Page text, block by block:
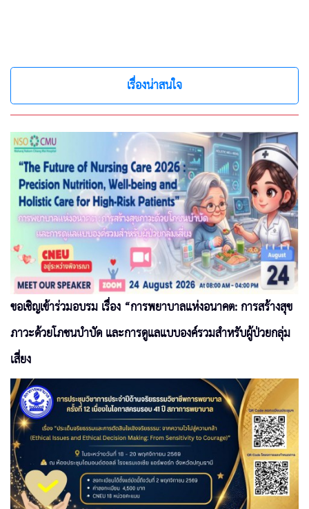
เรื่องน่าสนใจ
ขอเชิญเข้าร่วมอบรม เรื่อง “การพยาบาลแห่งอนาคต: การสร้างสุข
ภาวะด้วยโภชนบำบัด และการดูแลแบบองค์รวมสำหรับผู้ป่วยกลุ่ม
เสี่ยง